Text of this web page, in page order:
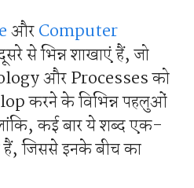
औरComputer
से भिन्न शाखाएं हैं, जो
और Processes को
करने के विभिन्न पहलुओं
कई बार ये शब्द एक-
जिससे इनके बीच का